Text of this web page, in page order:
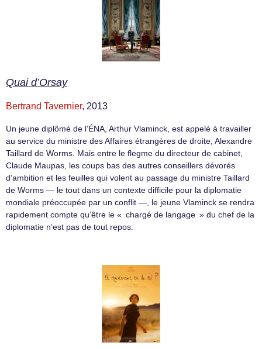
Quai d’Orsay
Bertrand Tavernier, 2013
Un jeune diplômé de l’ÉNA, Arthur Vlaminck, est appelé à travailler
au service du ministre des Affaires étrangères de droite, Alexandre
Taillard de Worms. Mais entre le flegme du directeur de cabinet,
Claude Maupas, les coups bas des autres conseillers dévorés
d’ambition et les feuilles qui volent au passage du ministre Taillard
de Worms — le tout dans un contexte difficile pour la diplomatie
mondiale préoccupée par un conflit —, le jeune Vlaminck se rendra
rapidement compte qu’être le « chargé de langage » du chef de la
diplomatie n’est pas de tout repos.